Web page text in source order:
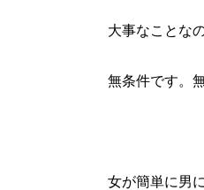
大事なことな
無条件です。
女が簡単に男